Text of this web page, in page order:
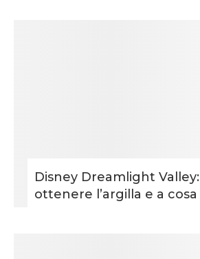
Disney Dreamlight
ottenere l’argilla e a cosa